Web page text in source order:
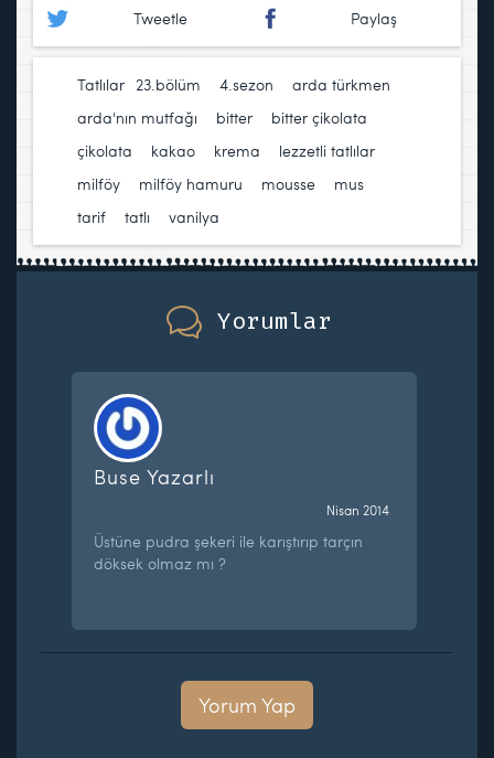
Tweetle Paylaş
Tatlılar 23.bölüm 4.sezon arda türkmen
arda'nın mutfağı
bitter bitter çikolata
çikolata
kakao krema lezzetli tatlılar
milföy
milföy hamuru mousse mus
tarif
tatlı vanilya
Yorumlar
Buse Yazarlı
Nisan 2014
Üstüne pudra şekeri ile karıştırıp tarçın
döksek olmaz mı ?
Yorum Yap